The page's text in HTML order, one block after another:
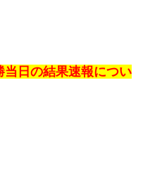
日の結果速報につい